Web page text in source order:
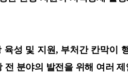
성 및 지원, 부처간 칸막이
분야의 발전을 위해 여러